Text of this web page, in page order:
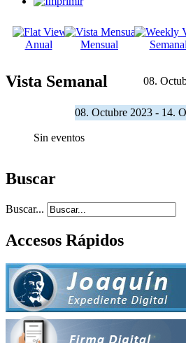
Anual Mensual Semanal
Vista Semanal 08.
08. Octubre 2023 - 14.
Sin eventos
Buscar
Buscar...
Accesos Rápidos